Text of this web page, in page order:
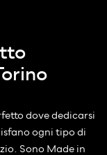
dove dedicarsi
ogni tipo di
Sono Made in